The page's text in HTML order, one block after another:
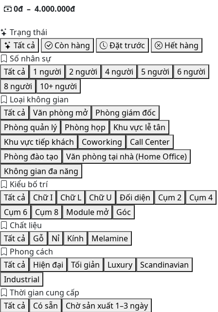
0đ – 4.000.000đ
Trạng thái
Tất cả
Còn hàng Đặt trước
Hết hàng
Số nhân sự
Tất cả
1 người 2 người 4 người 5 người
6 người
8 người
10+ người
Loại không gian
Tất cả
Văn phòng mở
Phòng giám đốc
Phòng quản lý
Phòng họp
Khu vực lễ tân
Khu vực tiếp khách
Coworking
Call Center
Phòng đào tạo
Văn phòng tại nhà (Home Office)
Không gian đa năng
Kiểu bố trí
Tất cả
Chữ I Chữ L Chữ U Đối diện Cụm 2
Cụm 4
Cụm 6
Cụm 8 Module mở
Góc
Chất liệu
Tất cả
Gỗ Nỉ Kính
Melamine
Phong cách
Tất cả
Hiện đại Tối giản Luxury
Scandinavian
Industrial
Thời gian cung cấp
Tất cả
Có sẵn
Chờ sản xuất 1–3 ngày